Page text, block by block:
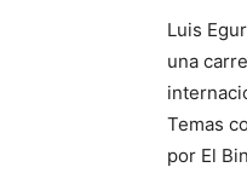
Luis
una
Temas
por El